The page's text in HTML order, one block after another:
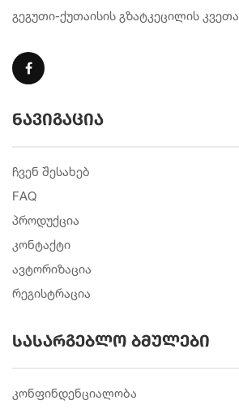
გეგუთი-ქუთაისის გზატკეცილის კვეთა
ნავიგაცია
ჩვენ შესახებ
FAQ
პროდუქცია
კონტაქტი
ავტორიზაცია
რეგისტრაცია
სასარგებლო ბმულები
კონფინდენციალობა